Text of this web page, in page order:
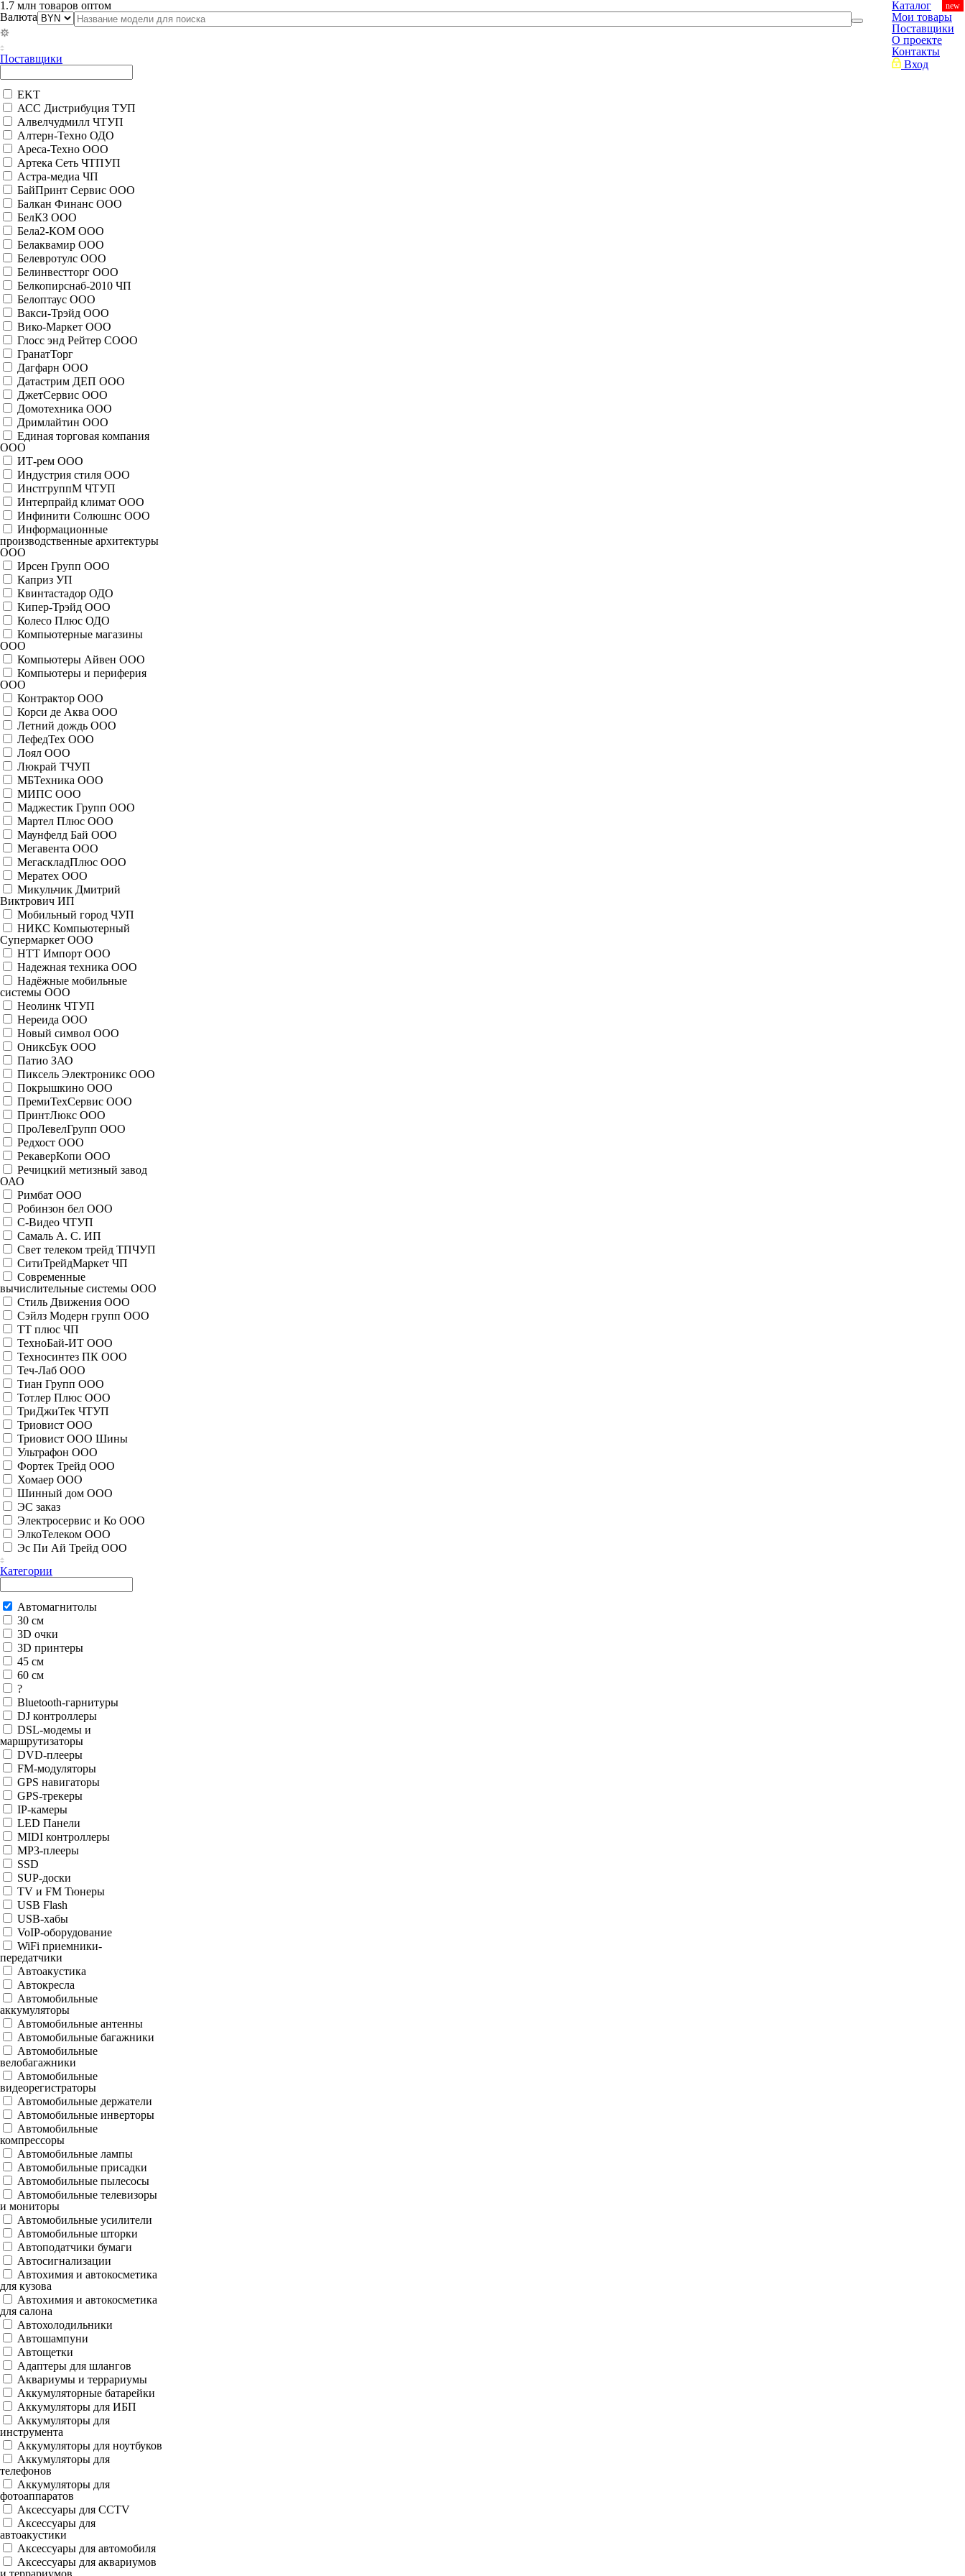
1.7 млн товаров оптом Каталог new
Мои товары
Поставщики
О проекте
Контакты
Вход
Валюта
Поставщики
EKT
АСС Дистрибуция ТУП
Алвелчудмилл ЧТУП
Алтерн-Техно ОДО
Ареса-Техно ООО
Артека Сеть ЧТПУП
Астра-медиа ЧП
БайПринт Сервис ООО
Балкан Финанс ООО
БелКЗ ООО
Бела2-КОМ ООО
Белаквамир ООО
Белевротулс ООО
Белинвестторг ООО
Белкопирснаб-2010 ЧП
Белоптаус ООО
Вакси-Трэйд ООО
Вико-Маркет ООО
Глосс энд Рейтер СООО
ГранатТорг
Дагфарн ООО
Датастрим ДЕП ООО
ДжетСервис ООО
Домотехника ООО
Дримлайтин ООО
Единая торговая компания
ООО
ИТ-рем ООО
Индустрия стиля ООО
ИнстгруппМ ЧТУП
Интерпрайд климат ООО
Инфинити Солюшнс ООО
Информационные
производственные архитектуры
ООО
Ирсен Групп ООО
Каприз УП
Квинтастадор ОДО
Кипер-Трэйд ООО
Колесо Плюс ОДО
Компьютерные магазины
ООО
Компьютеры Айвен ООО
Компьютеры и периферия
ООО
Контрактор ООО
Корси де Аква ООО
Летний дождь ООО
ЛефедТех ООО
Лоял ООО
Люкрай ТЧУП
МБТехника ООО
МИПС ООО
Маджестик Групп ООО
Мартел Плюс ООО
Маунфелд Бай ООО
Мегавента ООО
МегаскладПлюс ООО
Мератех ООО
Микульчик Дмитрий
Виктрович ИП
Мобильный город ЧУП
НИКС Компьютерный
Супермаркет ООО
НТТ Импорт ООО
Надежная техника ООО
Надёжные мобильные
системы ООО
Неолинк ЧТУП
Нереида ООО
Новый символ ООО
ОниксБук ООО
Патио ЗАО
Пиксель Электроникс ООО
Покрышкино ООО
ПремиТехСервис ООО
ПринтЛюкс ООО
ПроЛевелГрупп ООО
Редхост ООО
РекаверКопи ООО
Речицкий метизный завод
ОАО
Римбат ООО
Робинзон бел ООО
С-Видео ЧТУП
Самаль А. С. ИП
Свет телеком трейд ТПЧУП
СитиТрейдМаркет ЧП
Современные
вычислительные системы ООО
Стиль Движения ООО
Сэйлз Модерн групп ООО
ТТ плюс ЧП
ТехноБай-ИТ ООО
Техносинтез ПК ООО
Теч-Лаб ООО
Тиан Групп ООО
Тотлер Плюс ООО
ТриДжиТек ЧТУП
Триовист ООО
Триовист ООО Шины
Ультрафон ООО
Фортек Трейд ООО
Хомаер ООО
Шинный дом ООО
ЭС заказ
Электросервис и Ко ООО
ЭлкоТелеком ООО
Эс Пи Ай Трейд ООО
Категории
Автомагнитолы
30 см
3D очки
3D принтеры
45 см
60 см
?
Bluetooth-гарнитуры
DJ контроллеры
DSL-модемы и
маршрутизаторы
DVD-плееры
FM-модуляторы
GPS навигаторы
GPS-трекеры
IP-камеры
LED Панели
MIDI контроллеры
MP3-плееры
SSD
SUP-доски
TV и FM Тюнеры
USB Flash
USB-хабы
VoIP-оборудование
WiFi приемники-
передатчики
Автоакустика
Автокресла
Автомобильные
аккумуляторы
Автомобильные антенны
Автомобильные багажники
Автомобильные
велобагажники
Автомобильные
видеорегистраторы
Автомобильные держатели
Автомобильные инверторы
Автомобильные
компрессоры
Автомобильные лампы
Автомобильные присадки
Автомобильные пылесосы
Автомобильные телевизоры
и мониторы
Автомобильные усилители
Автомобильные шторки
Автоподатчики бумаги
Автосигнализации
Автохимия и автокосметика
для кузова
Автохимия и автокосметика
для салона
Автохолодильники
Автошампуни
Автощетки
Адаптеры для шлангов
Аквариумы и террариумы
Аккумуляторные батарейки
Аккумуляторы для ИБП
Аккумуляторы для
инструмента
Аккумуляторы для ноутбуков
Аккумуляторы для
телефонов
Аккумуляторы для
фотоаппаратов
Аксессуары для CCTV
Аксессуары для
автоакустики
Аксессуары для автомобиля
Аксессуары для аквариумов
и террариумов